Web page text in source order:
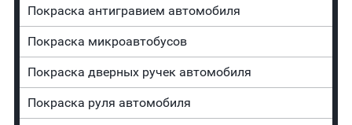
Покраска антигравием автомобиля
Покраска микроавтобусов
Покраска дверных ручек автомобиля
Покраска руля автомобиля